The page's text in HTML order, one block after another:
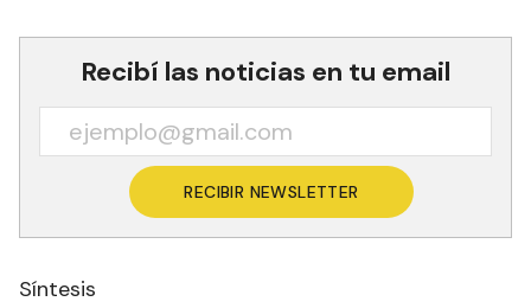
Recibí las noticias en tu email
RECIBIR NEWSLETTER
Síntesis